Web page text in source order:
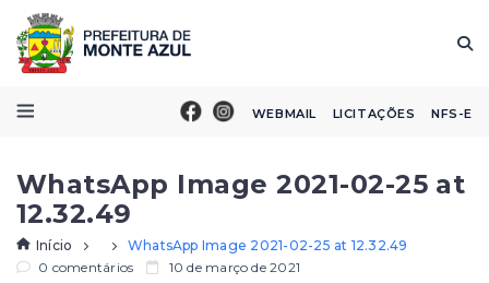
WEBMAIL LICITAÇÕES NFS-E
WhatsApp Image 2021-02-25 at
12.32.49
Início
WhatsApp Image 2021-02-25 at 12.32.49
0 comentários
10 de março de 2021